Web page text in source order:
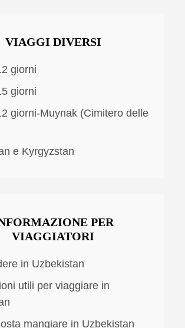
VIAGGI DIVERSI
giorni
giorni
giorni-Muynak (Cimitero delle
e Kyrgyzstan
PER
VIAGGIATORI
in Uzbekistan
utili per viaggiare in
mangiare in Uzbekistan